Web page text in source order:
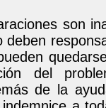
son
del
de la